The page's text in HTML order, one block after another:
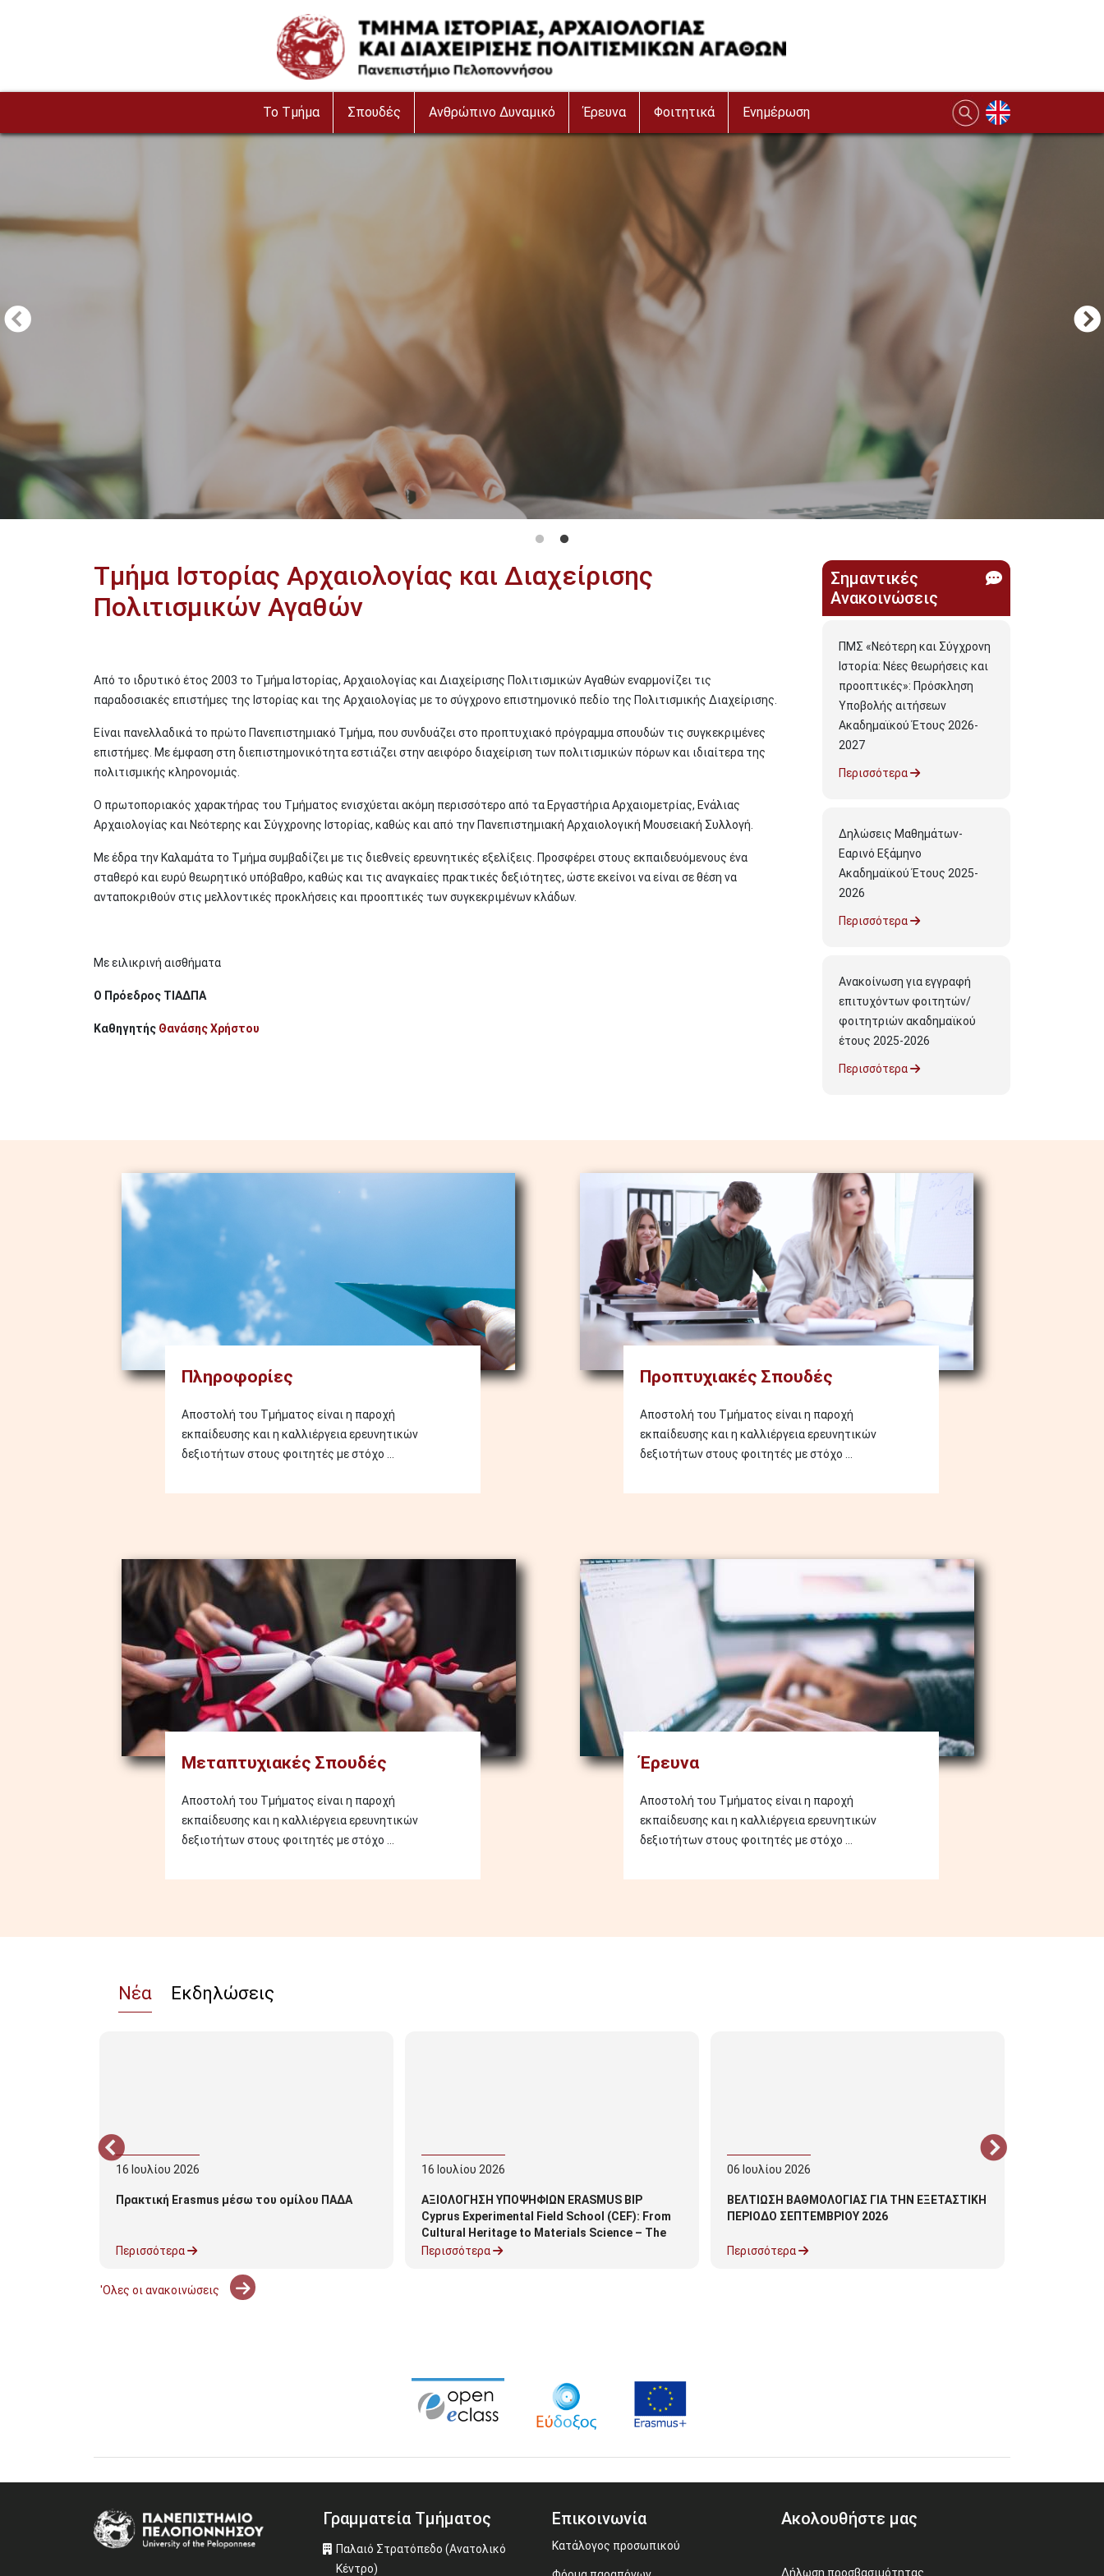
Image
To Τμήμα Σπουδές Ανθρώπινο Δυναμικό Έρευνα Φοιτητικά Ενημέρωση
Τμήμα Ιστορίας Αρχαιολογίας και Διαχείρισης
Πολιτισμικών Αγαθών
Από το ιδρυτικό έτος 2003 το Τμήμα Ιστορίας, Αρχαιολογίας και Διαχείρισης Πολιτισμικών Αγαθών εναρμονίζει τις
παραδοσιακές επιστήμες της Ιστορίας και της Αρχαιολογίας με το σύγχρονο επιστημονικό πεδίο της Πολιτισμικής Διαχείρισης.
Είναι πανελλαδικά το πρώτο Πανεπιστημιακό Τμήμα, που συνδυάζει στο προπτυχιακό πρόγραμμα σπουδών τις συγκεκριμένες
επιστήμες. Με έμφαση στη διεπιστημονικότητα εστιάζει στην αειφόρο διαχείριση των πολιτισμικών πόρων και ιδιαίτερα της
πολιτισμικής κληρονομιάς.
Ο πρωτοποριακός χαρακτήρας του Τμήματος ενισχύεται ακόμη περισσότερο από τα Εργαστήρια Αρχαιομετρίας, Ενάλιας
Αρχαιολογίας και Νεότερης και Σύγχρονης Ιστορίας, καθώς και από την Πανεπιστημιακή Αρχαιολογική Μουσειακή Συλλογή.
Με έδρα την Καλαμάτα το Τμήμα συμβαδίζει με τις διεθνείς ερευνητικές εξελίξεις. Προσφέρει στους εκπαιδευόμενους ένα
σταθερό και ευρύ θεωρητικό υπόβαθρο, καθώς και τις αναγκαίες πρακτικές δεξιότητες, ώστε εκείνοι να είναι σε θέση να
ανταποκριθούν στις μελλοντικές προκλήσεις και προοπτικές των συγκεκριμένων κλάδων.
Με ειλικρινή αισθήματα
Ο Πρόεδρος ΤΙΑΔΠΑ
Καθηγητής Θανάσης Χρήστου
Σημαντικές
Ανακοινώσεις
ΠΜΣ «Νεότερη και Σύγχρονη
Ιστορία: Νέες θεωρήσεις και
προοπτικές»: Πρόσκληση
Υποβολής αιτήσεων
Ακαδημαϊκού Έτους 2026-
2027
Περισσότερα
Δηλώσεις Μαθημάτων-
Εαρινό Εξάμηνο
Ακαδημαϊκού Έτους 2025-
2026
Περισσότερα
Ανακοίνωση για εγγραφή
επιτυχόντων φοιτητών/
φοιτητριών ακαδημαϊκού
έτους 2025-2026
Περισσότερα
Πληροφορίες
Αποστολή του Τμήματος είναι η παροχή
εκπαίδευσης και η καλλιέργεια ερευνητικών
δεξιοτήτων στους φοιτητές με στόχο ...
Προπτυχιακές Σπουδές
Αποστολή του Τμήματος είναι η παροχή
εκπαίδευσης και η καλλιέργεια ερευνητικών
δεξιοτήτων στους φοιτητές με στόχο ...
Μεταπτυχιακές Σπουδές
Αποστολή του Τμήματος είναι η παροχή
εκπαίδευσης και η καλλιέργεια ερευνητικών
δεξιοτήτων στους φοιτητές με στόχο ...
Image
Έρευνα
Αποστολή του Τμήματος είναι η παροχή
εκπαίδευσης και η καλλιέργεια ερευνητικών
δεξιοτήτων στους φοιτητές με στόχο ...
Νέα Εκδηλώσεις
16 Ιουλίου 2026
Πρακτική Erasmus μέσω του ομίλου ΠΑΔΑ
Περισσότερα
16 Ιουλίου 2026
ΑΞΙΟΛΟΓΗΣΗ ΥΠΟΨΗΦΙΩΝ ERASMUS BIP
Cyprus Experimental Field School (CEF): From
Cultural Heritage to Materials Science – The
Female Potters of Cyprus
Περισσότερα
06 Ιουλίου 2026
ΒΕΛΤΙΩΣΗ ΒΑΘΜΟΛΟΓΙΑΣ ΓΙΑ ΤΗΝ ΕΞΕΤΑΣΤΙΚΗ
ΠΕΡΙΟΔΟ ΣΕΠΤΕΜΒΡΙΟΥ 2026
Περισσότερα
'Ολες οι ανακοινώσεις
Image Γραμματεία Τμήματος
Παλαιό Στρατόπεδο (Ανατολικό
Κέντρο)
Επικοινωνία
Κατάλογος προσωπικού
Ακολουθήστε μας
Δήλωση προσβασιμότητας